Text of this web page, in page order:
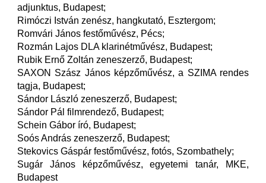
adjunktus, Budapest;
Rimóczi István zenész, hangkutató, Esztergom;
Romvári János festőművész, Pécs;
Rozmán Lajos DLA klarinétművész, Budapest;
Rubik Ernő Zoltán zeneszerző, Budapest;
SAXON Szász János képzőművész, a SZIMA rendes
tagja, Budapest;
Sándor László zeneszerző, Budapest;
Sándor Pál filmrendező, Budapest;
Schein Gábor író, Budapest;
Soós András zeneszerző, Budapest;
Stekovics Gáspár festőművész, fotós, Szombathely;
Sugár János képzőművész, egyetemi tanár, MKE,
Budapest